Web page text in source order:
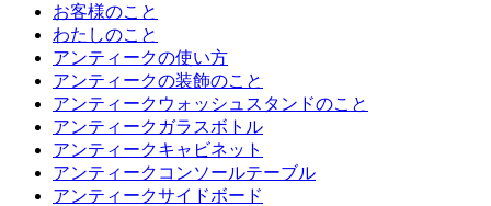
お客様のこと
わたしのこと
アンティークの使い方
アンティークの装飾のこと
アンティークウォッシュスタンドのこと
アンティークガラスボトル
アンティークキャビネット
アンティークコンソールテーブル
アンティークサイドボード